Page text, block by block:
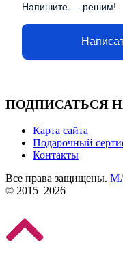
Напишите — решим!
ПОДПИСАТЬСЯ
Карта сайта
Подарочный
Контакты
Все права защищены.
© 2015–2026